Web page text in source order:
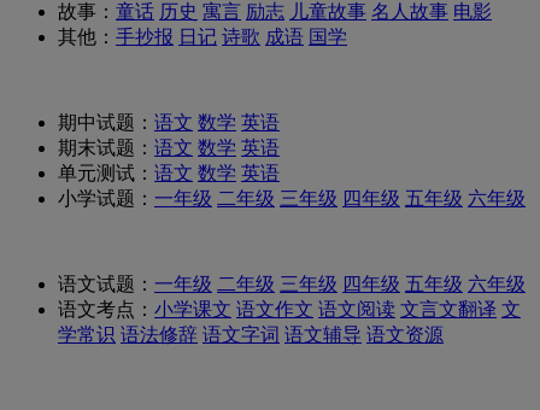
故事： 童话 历史 寓言 励志 儿童故事 名人故事 电影
其他： 手抄报 日记 诗歌 成语 国学
期中试题： 语文 数学 英语
期末试题： 语文 数学 英语
单元测试： 语文 数学 英语
小学试题： 一年级 二年级 三年级 四年级 五年级 六年级
语文试题： 一年级 二年级 三年级 四年级 五年级 六年级
语文考点： 小学课文 语文作文 语文阅读 文言文翻译 文
学常识 语法修辞 语文字词 语文辅导 语文资源